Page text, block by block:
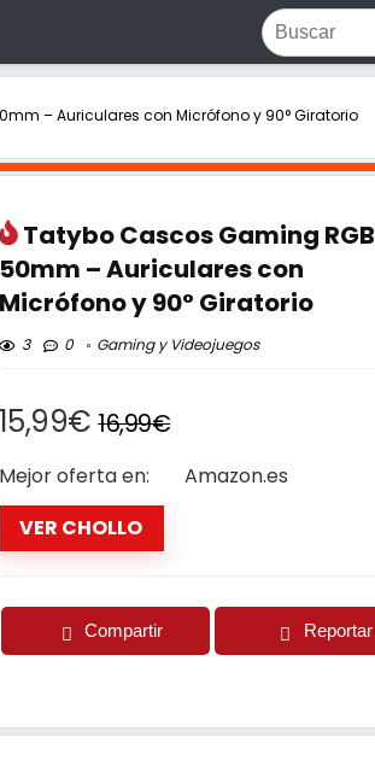
– Auriculares con Micrófono y 90° Giratorio
Tatybo Cascos Gaming RGB
50mm – Auriculares con
Micrófono y 90° Giratorio
3 0 Gaming y Videojuegos
15,99€ 16,99€
Mejor oferta en:
Amazon.es
VER CHOLLO
Compartir Reportar